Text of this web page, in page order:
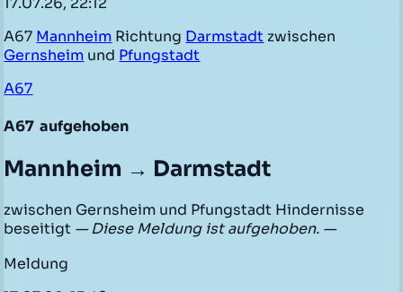
A67 Mannheim Richtung Darmstadt zwischen
Gernsheim und Pfungstadt
A67
A67 aufgehoben
Mannheim → Darmstadt
zwischen Gernsheim und Pfungstadt Hindernisse
beseitigt — Diese Meldung ist aufgehoben. —
Meldung